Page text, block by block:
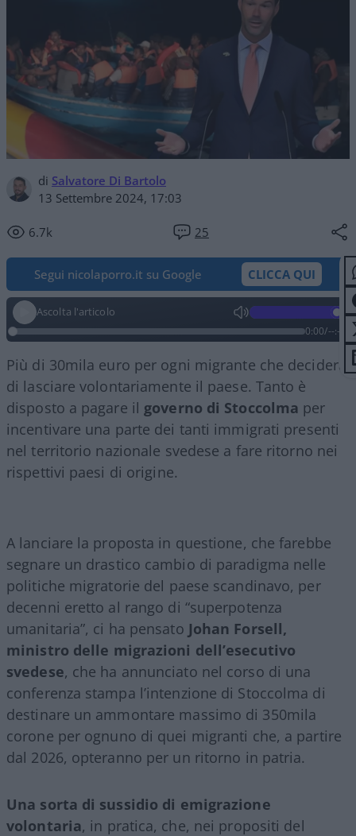
di Salvatore Di Bartolo
13 Settembre 2024, 17:03
6.7k 25
Segui nicolaporro.it su Google CLICCA QUI
Ascolta l'articolo
0:00/--:--
Più di 30mila euro per ogni migrante che deciderà
di lasciare volontariamente il paese. Tanto è
disposto a pagare il governo di Stoccolma per
incentivare una parte dei tanti immigrati presenti
nel territorio nazionale svedese a fare ritorno nei
rispettivi paesi di origine.
A lanciare la proposta in questione, che farebbe
segnare un drastico cambio di paradigma nelle
politiche migratorie del paese scandinavo, per
decenni eretto al rango di “superpotenza
umanitaria”, ci ha pensato Johan Forsell,
ministro delle migrazioni dell’esecutivo
svedese, che ha annunciato nel corso di una
conferenza stampa l’intenzione di Stoccolma di
destinare un ammontare massimo di 350mila
corone per ognuno di quei migranti che, a partire
dal 2026, opteranno per un ritorno in patria.
Una sorta di sussidio di emigrazione
volontaria, in pratica, che, nei propositi del